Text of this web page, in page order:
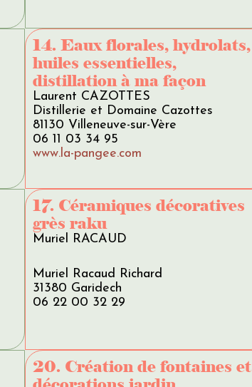
14. Eaux florales, hydrolats,
huiles essentielles,
distillation à ma façon
Laurent CAZOTTES
Distillerie et Domaine Cazottes
81130 Villeneuve-sur-Vère
06 11 03 34 95
www.la-pangee.com
17. Céramiques décoratives
grès raku
Muriel RACAUD
Muriel Racaud Richard
31380 Garidech
06 22 00 32 29
20. Création de fontaines et